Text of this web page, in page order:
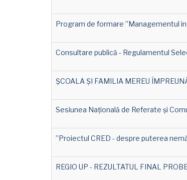
Program de formare ”Managementul
Consultare publică - Regulamentul
ȘCOALA ȘI FAMILIA MEREU
Sesiunea Națională de Referate și
”Proiectul CRED - despre puterea
REGIO UP - REZULTATUL FINAL